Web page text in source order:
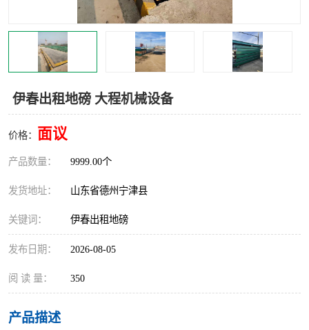
伊春出租地磅 大程机械设备
价格： 面议
产品数量： 9999.00个
发货地址： 山东省德州宁津县
关键词： 伊春出租地磅
发布日期： 2026-08-05
阅 读 量： 350
产品描述
塑料撕碎机